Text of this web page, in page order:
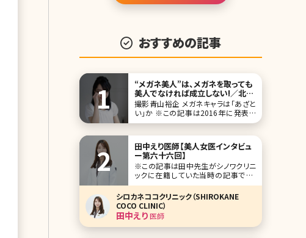
おすすめの記事
“メガネ美人”は、メガネを取っても
美人でなければ成立しない!／北条
かや
撮影青山裕企 メガネキャラは「あざと
い」か ※この記事は2016年に発表さ
れたものです。 「メガネ美人ですね」と
とか、「メガネっ娘キャラを”演じて”ムカ
つく」なんて言われることもある。そうい
うとき、何と言い返せば相手をギャフン
と言わせることができる
田中えり医師【美人女医インタビュ
ー第六十六回】
※この記事は田中先生がシノワクリニ
ックに在籍していた当時の記事です。
人気企画「美人女医インタビュー」第六
十六回は、東京・神宮前のシノワクリニ
ック（CHINOWA CLINIC）の田中えり（た
なか えり）先生です。 シノワクリニック
は、渋谷と原宿（明治神宮前）の中間エ
リアに位置する美容外科・
シロカネココクリニック（SHIROKANE
COCO CLINIC）
田中えり医師